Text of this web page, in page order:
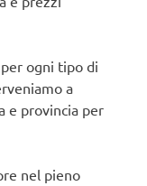
ogni tipo di
a
e provincia per
nel pieno